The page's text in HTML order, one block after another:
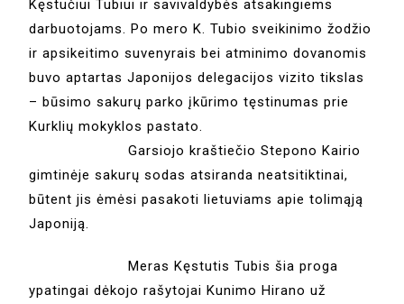
Kęstučiui Tubiui ir savivaldybės atsakingiems
darbuotojams. Po mero K. Tubio sveikinimo žodžio
ir apsikeitimo suvenyrais bei atminimo dovanomis
buvo aptartas Japonijos delegacijos vizito tikslas
– būsimo sakurų parko įkūrimo tęstinumas prie
Kurklių mokyklos pastato.
Garsiojo kraštiečio Stepono Kairio
gimtinėje sakurų sodas atsiranda neatsitiktinai,
būtent jis ėmėsi pasakoti lietuviams apie tolimąją
Japoniją.
Meras Kęstutis Tubis šia proga
ypatingai dėkojo rašytojai Kunimo Hirano už